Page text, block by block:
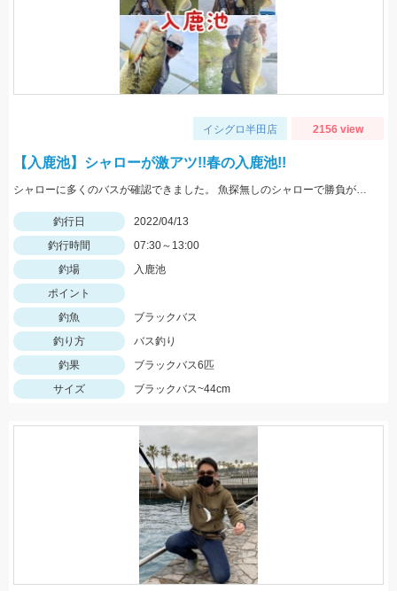
イシグロ半田店 2156 view
【入鹿池】シャローが激アツ!!春の入鹿池!!
シャローに多くのバスが確認できました。 魚探無しのシャローで勝負が出来る時期ですので是非一度入鹿池にチャレンジしてみて下さい!!
釣行日
2022/04/13
釣行時間
07:30～13:00
釣場
入鹿池
ポイント
釣魚
ブラックバス
釣り方
バス釣り
釣果
ブラックバス6匹
サイズ
ブラックバス~44cm